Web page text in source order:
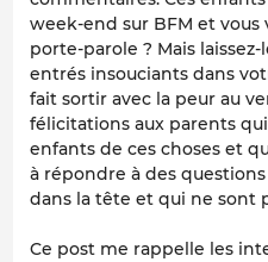
week-end sur BFM et vous
porte-parole ? Mais
entrés insouciants dans
fait sortir avec la peur au
félicitations aux parents
enfants de ces choses et
à répondre à des
dans la tête et qui ne sont
Ce post me rappelle les